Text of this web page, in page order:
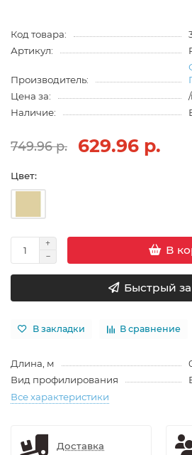
Код товара:
Артикул:
Производитель:
Цена за:
Наличие:
749.96 р. 629.96 р.
Цвет:
В
Быстрый
В закладки В сравнение
Длина, м
Вид профилирования
Все характеристики
Доставка